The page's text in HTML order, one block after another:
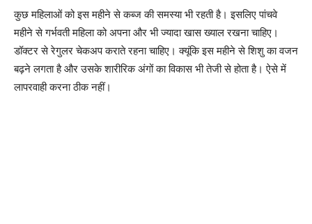
कुछ महिलाओं को इस महीने से कब्ज की समस्या भी रहती है। इसलिए पांचवे
महीने से गर्भवती महिला को अपना और भी ज्यादा खास ख्याल रखना चाहिए।
डॉक्टर से रेगुलर चेकअप कराते रहना चाहिए। क्यूंकि इस महीने से शिशु का वजन
बढ़ने लगता है और उसके शारीरिक अंगों का विकास भी तेजी से होता है। ऐसे में
लापरवाही करना ठीक नहीं।